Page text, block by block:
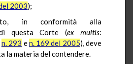
2003);
in conformità alla
di questa Corte (ex multis:
n. 293 en. 169 del 2005), deve
la materia del contendere.